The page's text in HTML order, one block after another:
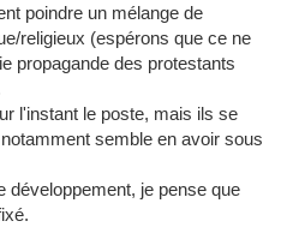
poindre un mélange de
religieux (espérons que ce ne
propagande des protestants
l'instant le poste, mais ils se
semble en avoir sous
développement, je pense que